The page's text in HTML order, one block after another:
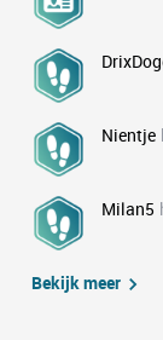
Nientje
Milan5
Bekijk meer